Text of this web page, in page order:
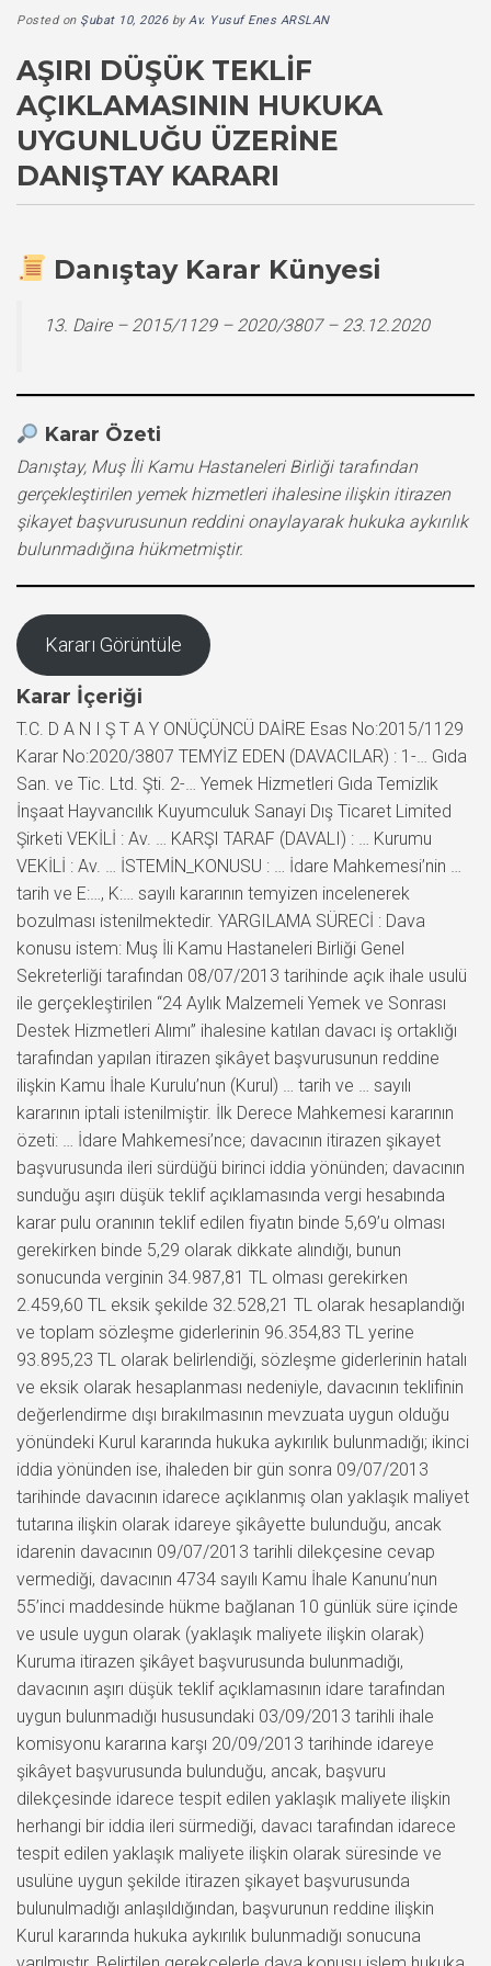
Posted on Şubat 10, 2026byAv. Yusuf Enes ARSLAN
AŞIRI DÜŞÜK TEKLIF
AÇIKLAMASININ HUKUKA
UYGUNLUĞU ÜZERINE
DANIŞTAY KARARI
Danıştay Karar Künyesi
13. Daire – 2015/1129 – 2020/3807 – 23.12.2020
Karar Özeti
Danıştay, Muş İli Kamu Hastaneleri Birliği tarafından
gerçekleştirilen yemek hizmetleri ihalesine ilişkin itirazen
şikayet başvurusunun reddini onaylayarak hukuka aykırılık
bulunmadığına hükmetmiştir.
Kararı Görüntüle
Karar İçeriği
T.C. D A N I Ş T A Y ONÜÇÜNCÜ DAİRE Esas No:2015/1129
Karar No:2020/3807 TEMYİZ EDEN (DAVACILAR) : 1-… Gıda
San. ve Tic. Ltd. Şti. 2-… Yemek Hizmetleri Gıda Temizlik
İnşaat Hayvancılık Kuyumculuk Sanayi Dış Ticaret Limited
Şirketi VEKİLİ : Av. … KARŞI TARAF (DAVALI) : … Kurumu
VEKİLİ : Av. … İSTEMİN_KONUSU : … İdare Mahkemesi’nin …
tarih ve E:…, K:… sayılı kararının temyizen incelenerek
bozulması istenilmektedir. YARGILAMA SÜRECİ : Dava
konusu istem: Muş İli Kamu Hastaneleri Birliği Genel
Sekreterliği tarafından 08/07/2013 tarihinde açık ihale usulü
ile gerçekleştirilen “24 Aylık Malzemeli Yemek ve Sonrası
Destek Hizmetleri Alımı” ihalesine katılan davacı iş ortaklığı
tarafından yapılan itirazen şikâyet başvurusunun reddine
ilişkin Kamu İhale Kurulu’nun (Kurul) … tarih ve … sayılı
kararının iptali istenilmiştir. İlk Derece Mahkemesi kararının
özeti: … İdare Mahkemesi’nce; davacının itirazen şikayet
başvurusunda ileri sürdüğü birinci iddia yönünden; davacının
sunduğu aşırı düşük teklif açıklamasında vergi hesabında
karar pulu oranının teklif edilen fiyatın binde 5,69’u olması
gerekirken binde 5,29 olarak dikkate alındığı, bunun
sonucunda verginin 34.987,81 TL olması gerekirken
2.459,60 TL eksik şekilde 32.528,21 TL olarak hesaplandığı
ve toplam sözleşme giderlerinin 96.354,83 TL yerine
93.895,23 TL olarak belirlendiği, sözleşme giderlerinin hatalı
ve eksik olarak hesaplanması nedeniyle, davacının teklifinin
değerlendirme dışı bırakılmasının mevzuata uygun olduğu
yönündeki Kurul kararında hukuka aykırılık bulunmadığı; ikinci
iddia yönünden ise, ihaleden bir gün sonra 09/07/2013
tarihinde davacının idarece açıklanmış olan yaklaşık maliyet
tutarına ilişkin olarak idareye şikâyette bulunduğu, ancak
idarenin davacının 09/07/2013 tarihli dilekçesine cevap
vermediği, davacının 4734 sayılı Kamu İhale Kanunu’nun
55’inci maddesinde hükme bağlanan 10 günlük süre içinde
ve usule uygun olarak (yaklaşık maliyete ilişkin olarak)
Kuruma itirazen şikâyet başvurusunda bulunmadığı,
davacının aşırı düşük teklif açıklamasının idare tarafından
uygun bulunmadığı hususundaki 03/09/2013 tarihli ihale
komisyonu kararına karşı 20/09/2013 tarihinde idareye
şikâyet başvurusunda bulunduğu, ancak, başvuru
dilekçesinde idarece tespit edilen yaklaşık maliyete ilişkin
herhangi bir iddia ileri sürmediği, davacı tarafından idarece
tespit edilen yaklaşık maliyete ilişkin olarak süresinde ve
usulüne uygun şekilde itirazen şikayet başvurusunda
bulunulmadığı anlaşıldığından, başvurunun reddine ilişkin
Kurul kararında hukuka aykırılık bulunmadığı sonucuna